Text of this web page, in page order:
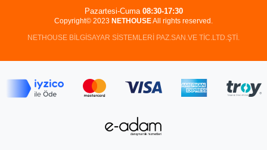
Copyright© 2023 NETHOUSEAll rights reserved.
NETHOUSE BİLGİSAYAR SİSTEMLERİ PAZ.SAN.VE TİC.LTD.ŞTİ.
Pazartesi-Cuma 08:30-17:30